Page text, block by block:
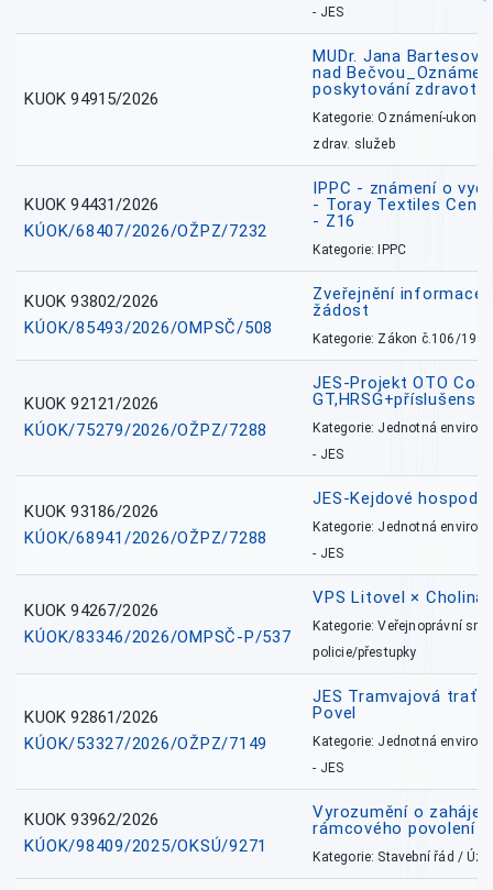
- JES
KUOK 94915/2026
MUDr. Jana
nad
poskytování
Kategorie: Oznámení-
zdrav. služeb
KUOK 94431/2026
KÚOK/68407/2026/OŽPZ/7232
IPPC - známení o
- Toray Textiles
- Z16
Kategorie: IPPC
KUOK 93802/2026
KÚOK/85493/2026/OMPSČ/508
Zveřejnění informace
žádost
Kategorie: Zákon č.106/1999
KUOK 92121/2026
KÚOK/75279/2026/OŽPZ/7288
JES-Projekt OTO
Kategorie: Jednotná
- JES
KUOK 93186/2026
KÚOK/68941/2026/OŽPZ/7288
JES-Kejdové
Kategorie: Jednotná
- JES
KUOK 94267/2026
KÚOK/83346/2026/OMPSČ-P/537
VPS Litovel ×
Kategorie: Veřejnoprávní
policie/přestupky
KUOK 92861/2026
KÚOK/53327/2026/OŽPZ/7149
JES Tramvajová trať
Povel
Kategorie: Jednotná
- JES
KUOK 93962/2026
KÚOK/98409/2025/OKSÚ/9271
Vyrozumění o
rámcového povolení
Kategorie: Stavební řád /